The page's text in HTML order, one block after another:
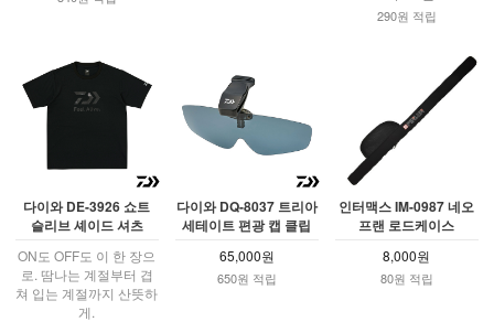
290원 적립
다이와 DE-3926 쇼트
슬리브 셰이드 셔츠
ON도 OFF도 이 한 장으
로. 땀나는 계절부터 겹
쳐 입는 계절까지 산뜻하
게.
다이와 DQ-8037 트리아
세테이트 편광 캡 클립
65,000원
650원 적립
인터맥스 IM-0987 네오
프랜 로드케이스
8,000원
80원 적립